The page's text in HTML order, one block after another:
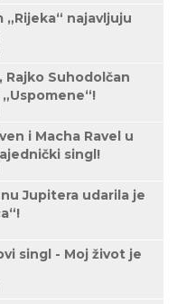
„Rijeka“ najavljuju
Suhodolčan
i Macha Ravel u
singl!
Jupitera udarila je
singl - Moj život je